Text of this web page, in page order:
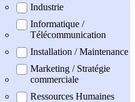
Industrie
Informatique /
Télécommunication
Installation / Maintenance
Marketing / Stratégie
commerciale
Ressources Humaines